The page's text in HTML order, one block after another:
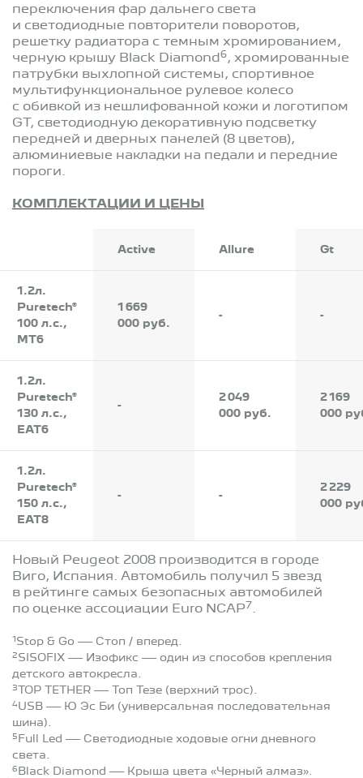
переключения фар дальнего света
и светодиодные повторители поворотов,
решетку радиатора с темным хромированием,
черную крышу Black Diamond 6 , хромированные
патрубки выхлопной системы, спортивное
мультифункциональное рулевое колесо
с обивкой из нешлифованной кожи и логотипом
GT, светодиодную декоративную подсветку
передней и дверных панелей (8 цветов),
алюминиевые накладки на педали и передние
пороги.
КОМПЛЕКТАЦИИ И ЦЕНЫ
Active Allure Gt
1.2л.
Puretech®
100 л.с.,
MT6
1 669
000 руб.
- -
1.2л.
Puretech®
130 л.с.,
EAT6
-
2 049
000 руб.
2 169
000
1.2л.
Puretech®
150 л.с.,
EAT8
- -
2 229
000
Новый Peugeot 2008 производится в городе
Виго, Испания. Автомобиль получил 5 звезд
в рейтинге самых безопасных автомобилей
по оценке ассоциации Euro NCAP7 .
1 Stop & Go — Стоп / вперед.
2 SISOFIX — Изофикс — один из способов крепления
детского автокресла.
3 TOP TETHER — Топ Тезе (верхний трос).
4 USB — Ю Эс Би (универсальная последовательная
шина).
5 Full Led — Светодиодные ходовые огни дневного
света.
6 Black Diamond — Крыша цвета «Черный алмаз».